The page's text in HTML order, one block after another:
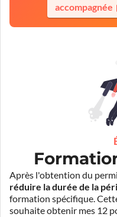
accompagnée
Après l'obtention du
réduire la durée de la
formation spécifique.
souhaite obtenir mes 12